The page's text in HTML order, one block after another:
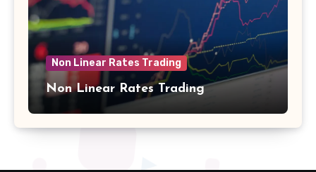
Non Linear Rates Trading
Non Linear Rates Trading